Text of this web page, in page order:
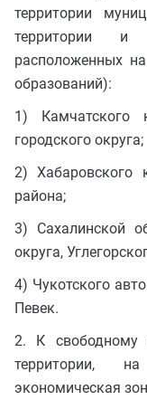
территории
территории и
расположенных
образований):
1) Камчатского
городского округа;
2) Хабаровского
района;
3) Сахалинской
округа,
4) Чукотского
Певек.
2. К свободному
территории,
экономическая